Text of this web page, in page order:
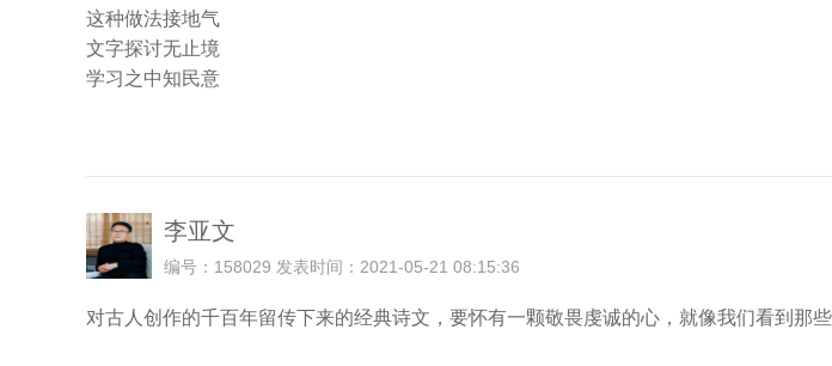
这种做法接地气
文字探讨无止境
学习之中知民意
李亚文
编号：158029 发表时间：2021-05-21 08:15:36
对古人创作的千百年留传下来的经典诗文，要怀有一颗敬畏虔诚的心，就像我们看到那